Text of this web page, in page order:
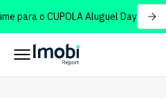
para o CUPOLA Aluguel Day